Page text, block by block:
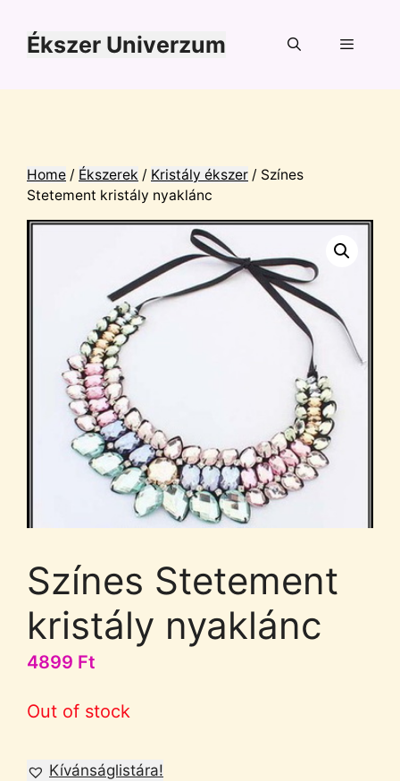
tartalomba
Ékszer Univerzum
Home / Ékszerek / Kristály ékszer / Színes
Stetement kristály nyaklánc
Színes Stetement
kristály nyaklánc
4899 Ft
Out of stock
Kívánságlistára!